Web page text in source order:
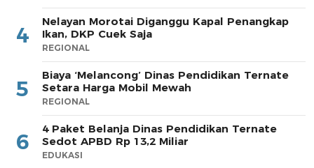
4
Nelayan Morotai Diganggu Kapal Penangkap
Ikan, DKP Cuek Saja
REGIONAL
5
Biaya ‘Melancong’ Dinas Pendidikan Ternate
Setara Harga Mobil Mewah
REGIONAL
6
4 Paket Belanja Dinas Pendidikan Ternate
Sedot APBD Rp 13,2 Miliar
EDUKASI